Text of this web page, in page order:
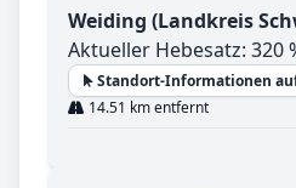
Weiding (Landkreis
Aktueller Hebesatz: 320
Standort-Informationen
14.51 km entfernt